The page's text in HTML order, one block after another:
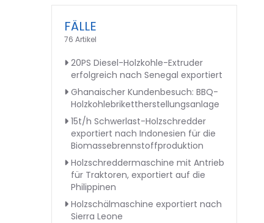
FÄLLE
76 Artikel
20PS Diesel-Holzkohle-Extruder
erfolgreich nach Senegal exportiert
Ghanaischer Kundenbesuch: BBQ-
Holzkohlebrikettherstellungsanlage
15t/h Schwerlast-Holzschredder
exportiert nach Indonesien für die
Biomassebrennstoffproduktion
Holzschreddermaschine mit Antrieb
für Traktoren, exportiert auf die
Philippinen
Holzschälmaschine exportiert nach
Sierra Leone